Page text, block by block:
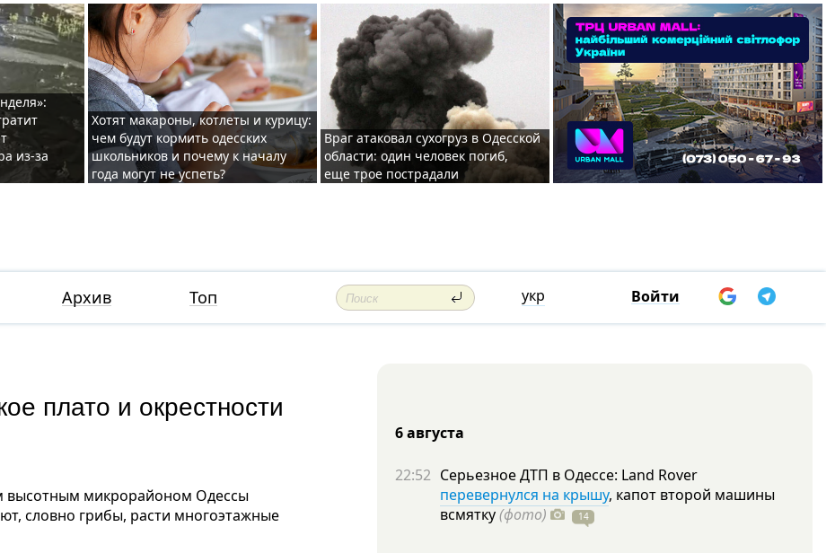
из-за
Хотят макароны, котлеты и курицу:
чем будут кормить одесских
школьников и почему к началу
года могут не успеть?
Враг атаковал сухогруз в Одесской
области: один человек погиб,
еще трое пострадали
Архив Топ укр Войти
плато и окрестности
высотным микрорайоном Одессы
словно грибы, расти многоэтажные
6 августа
22:52 Серьезное ДТП в Одессе: Land Rover
перевернулся на крышу, капот второй машины
всмятку(фото) 14